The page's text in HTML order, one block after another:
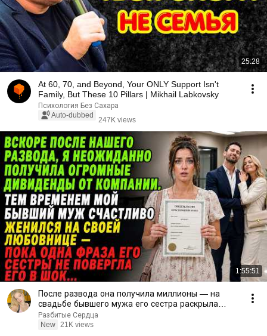
25:28
At 60, 70, and Beyond, Your ONLY Support Isn't
Family, But These 10 Pillars | Mikhail Labkovsky
Психология Без Сахара
Auto-dubbed
247K views
1:55:51
После развода она получила миллионы — на
свадьбе бывшего мужа его сестра раскрыла
правду
Разбитые Сердца
New 21K views